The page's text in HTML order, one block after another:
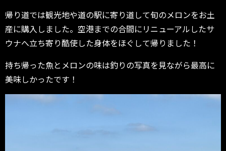
帰り道では観光地や道の駅に寄り道して旬のメロンをお土
産に購入しました。空港までの合間にリニューアルしたサ
ウナへ立ち寄り酷使した身体をほぐして帰りました！
持ち帰った魚とメロンの味は釣りの写真を見ながら最高に
美味しかったです！